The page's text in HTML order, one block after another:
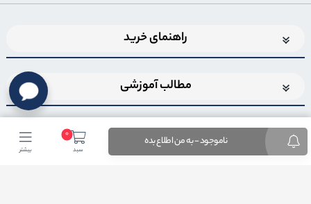
ناموجود - به من اطلاع بده 0
سبد بیشتر
راهنمای خرید
مطالب آموزشی